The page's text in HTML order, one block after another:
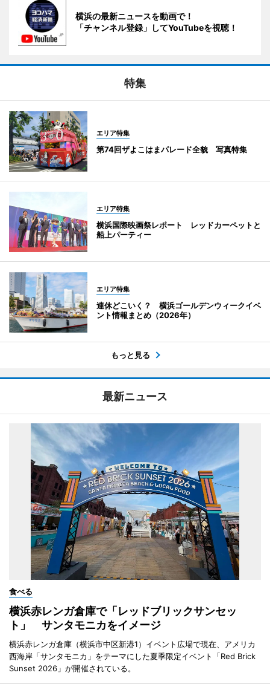
横浜の最新ニュースを動画で！
「チャンネル登録」してYouTubeを視聴！
特集
エリア特集
第74回ザよこはまパレード全貌 写真特集
エリア特集
横浜国際映画祭レポート レッドカーペットと
船上パーティー
エリア特集
連休どこいく？ 横浜ゴールデンウィークイベ
ント情報まとめ（2026年）
もっと見る
最新ニュース
食べる
横浜赤レンガ倉庫で「レッドブリックサンセッ
ト」 サンタモニカをイメージ
横浜赤レンガ倉庫（横浜市中区新港1）イベント広場で現在、アメリカ
西海岸「サンタモニカ」をテーマにした夏季限定イベント「Red Brick
Sunset 2026」が開催されている。